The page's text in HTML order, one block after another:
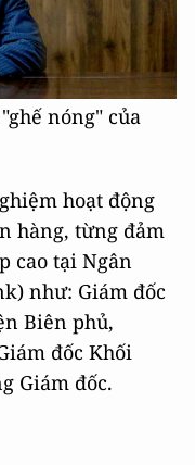
nóng" của
hoạt động
hàng, từng đảm
cao tại Ngân
như: Giám đốc
Biên phủ,
đốc Khối
Giám đốc.